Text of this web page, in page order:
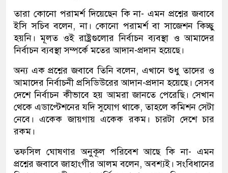
তারা কোনো পরামর্শ দিয়েছেন কি না- এমন প্রশ্নের জবাবে
ইসি সচিব বলেন, না। কোনো পরামর্শ বা সাজেশন কিচ্ছু
হয়নি। মূলত ওই রাষ্ট্রগুলোর নির্বাচন ব্যবস্থা ও আমাদের
নির্বাচন ব্যবস্থা সম্পর্কে মতের আদান-প্রদান হয়েছে।
অন্য এক প্রশ্নের জবাবে তিনি বলেন, এখানে শুধু তাদের ও
আমাদের নির্বাচনী প্রসিডিউরের আদান-প্রদান হয়েছে। সেসব
দেশে নির্বাচন কীভাবে হয় আমরা জানতে পেরেছি। সেখান
থেকে এডাপ্টেশনের যদি সুযোগ থাকে, তাহলে কমিশন সেটা
নেবে। একেক জায়গায় একেক রকম। চারটা দেশে চার
রকম।
তফসিল ঘোষণার অনুকূল পরিবেশ আছে কি না- এমন
প্রশ্নের জবাবে জাহাংগীর আলম বলেন, অবশ্যই। সংবিধানের